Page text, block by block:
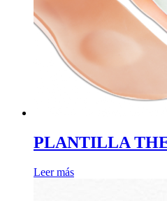
PLANTILLA
Leer más